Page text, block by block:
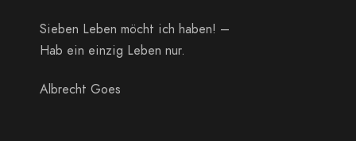
Sieben Leben möcht ich haben! –
Hab ein einzig Leben nur.
Albrecht Goes